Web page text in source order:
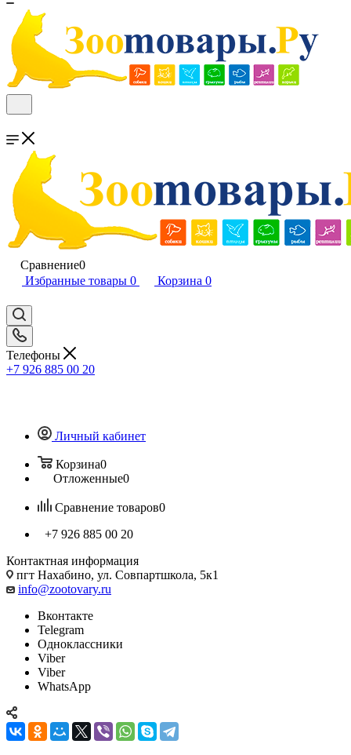
Сравнение0
Избранные товары 0 Корзина 0
Телефоны
+7 926 885 00 20
Личный кабинет
Корзина0
Отложенные0
Сравнение товаров0
+7 926 885 00 20
Контактная информация
пгт Нахабино, ул. Совпартшкола, 5к1
info@zootovary.ru
Вконтакте
Telegram
Одноклассники
Viber
Viber
WhatsApp